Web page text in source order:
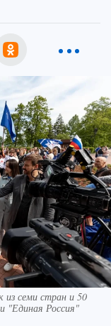
из семи стран и 50
"Единая Россия"